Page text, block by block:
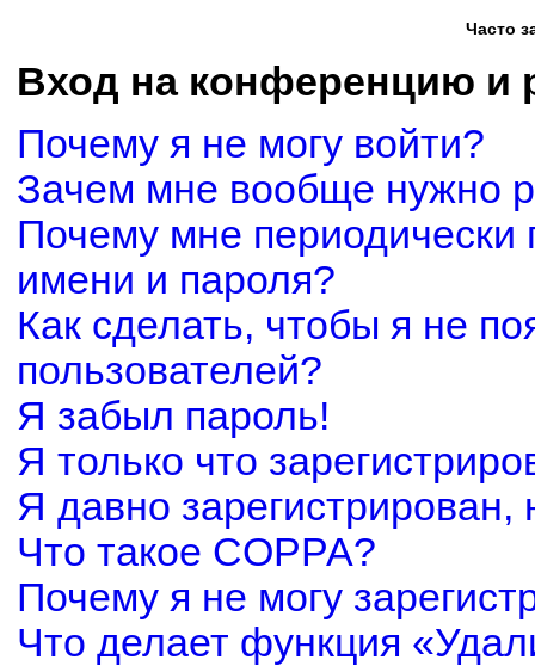
Часто
Вход на конференцию и
Почему я не могу войти?
Зачем мне вообще нужно
Почему мне периодически
имени и пароля?
Как сделать, чтобы я не
пользователей?
Я забыл пароль!
Я только что
Я давно
Что такое COPPA?
Почему я не могу
Что делает функция